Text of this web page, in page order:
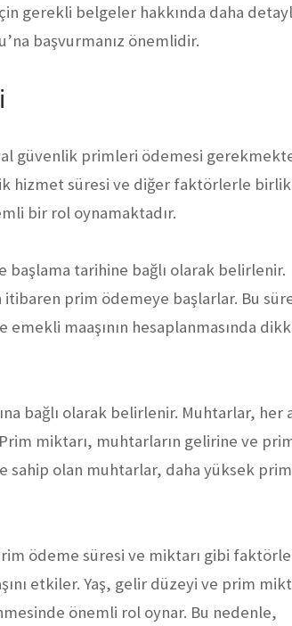
gerekli belgeler hakkında daha
başvurmanız önemlidir.
güvenlik primleri ödemesi
hizmet süresi ve diğer faktörlerle
bir rol oynamaktadır.
tarihine bağlı olarak belirlenir.
prim ödemeye başlarlar. Bu
maaşının hesaplanmasında
bağlı olarak belirlenir. Muhtarlar, her
miktarı, muhtarların gelirine ve
sahip olan muhtarlar, daha yüksek prim
ödeme süresi ve miktarı gibi
etkiler. Yaş, gelir düzeyi ve prim
önemli rol oynar. Bu nedenle,